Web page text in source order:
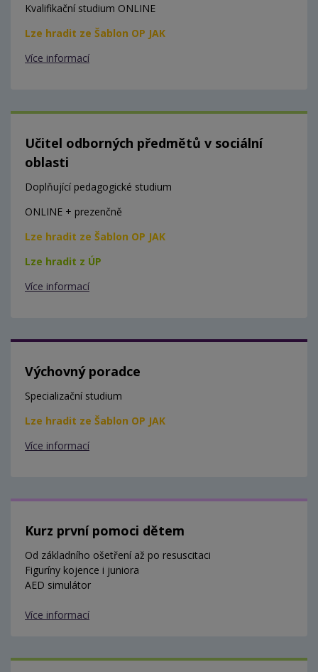
Kvalifikační studium ONLINE
Lze hradit ze Šablon OP JAK
Více informací
Učitel odborných předmětů v sociální
oblasti
Doplňující pedagogické studium
ONLINE + prezenčně
Lze hradit ze Šablon OP JAK
Lze hradit z ÚP
Více informací
Výchovný poradce
Specializační studium
Lze hradit ze Šablon OP JAK
Více informací
Kurz první pomoci dětem
Od základního ošetření až po resuscitaci
Figuríny kojence i juniora
AED simulátor
Více informací